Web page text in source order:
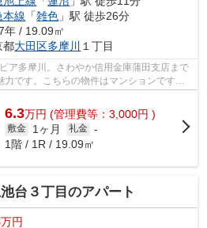
本線 「雑色 」駅 徒歩26分
年 / 19.09㎡
都大田区多摩川 １丁目
ア多摩川。さわやか信用金庫蒲田支店まで
です。こちらの物件はマンションです。
件で...
6.3万円 (管理費等：3,000円 )
敷金 1ヶ月 礼金 -
1階 / 1R / 19.09㎡
台３丁目のアパート
万円